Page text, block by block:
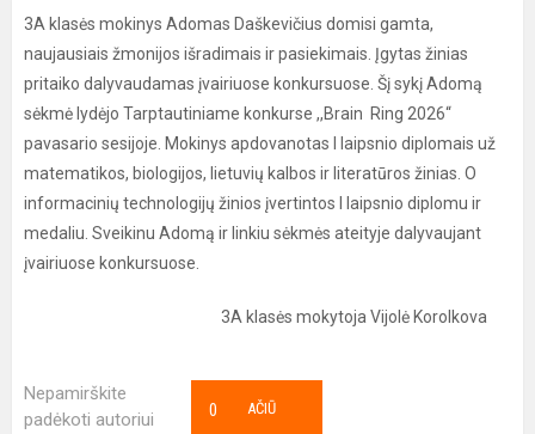
3A klasės mokinys Adomas Daškevičius domisi gamta,
naujausiais žmonijos išradimais ir pasiekimais. Įgytas žinias
pritaiko dalyvaudamas įvairiuose konkursuose. Šį sykį Adomą
sėkmė lydėjo Tarptautiniame konkurse ,,Brain Ring 2026“
pavasario sesijoje. Mokinys apdovanotas I laipsnio diplomais už
matematikos, biologijos, lietuvių kalbos ir literatūros žinias. O
informacinių technologijų žinios įvertintos I laipsnio diplomu ir
medaliu. Sveikinu Adomą ir linkiu sėkmės ateityje dalyvaujant
įvairiuose konkursuose.
3A klasės mokytoja Vijolė Korolkova
Nepamirškite
padėkoti autoriui
AČIŪ
0